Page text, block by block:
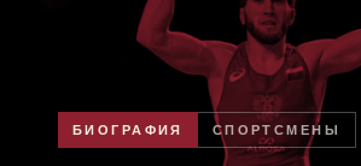
БИОГРАФИЯ СПОРТСМЕНЫ